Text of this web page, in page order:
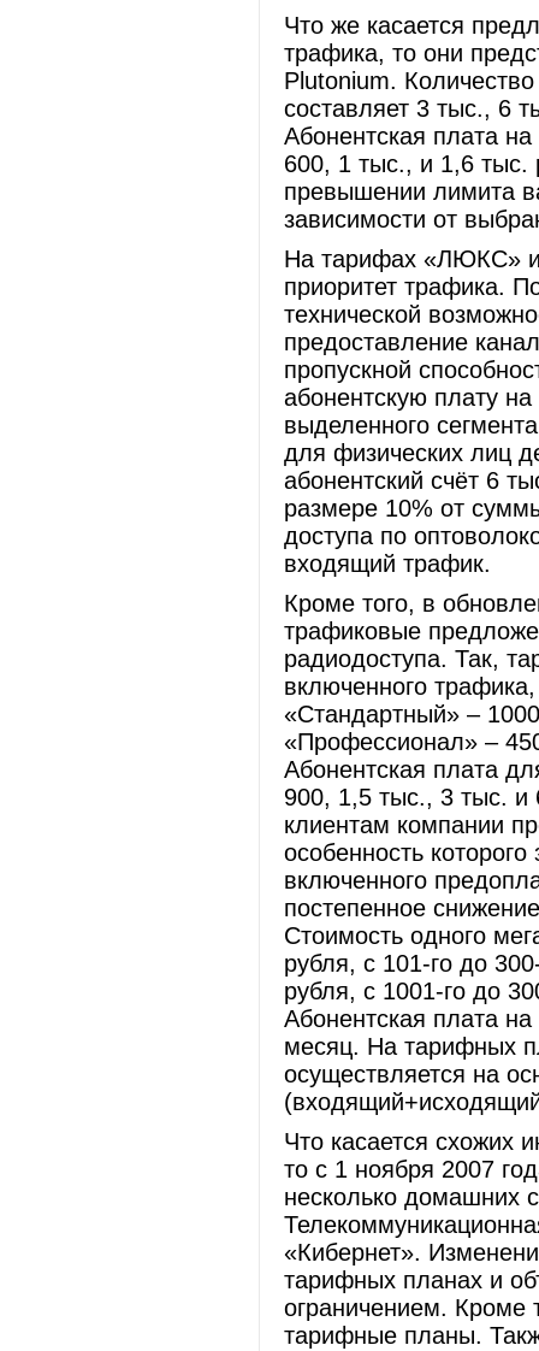
Что же касается
трафика, то они
Plutonium.
составляет 3 тыс., 6
Абонентская плата
600, 1 тыс., и 1,6 тыс.
превышении лимита
зависимости от
На тарифах «ЛЮКС»
приоритет трафика.
технической
предоставление
пропускной
абонентскую плату
выделенного
для физических лиц
абонентский счёт 6
размере 10% от
доступа по
входящий трафик.
Кроме того, в
трафиковые
радиодоступа. Так,
включенного
«Стандартный» –
«Профессионал» –
Абонентская плата
900, 1,5 тыс., 3 тыс. и
клиентам компании
особенность
включенного
постепенное
Стоимость одного
рубля, с 101-го до
рубля, с 1001-го до
Абонентская плата
месяц. На тарифных
осуществляется на
Что касается схожих
то с 1 ноября 2007
несколько домашних
«Кибернет».
тарифных планах и
ограничением. Кроме
тарифные планы.